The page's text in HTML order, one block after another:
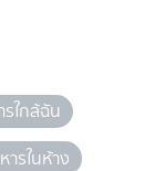
รใกล้ฉัน
ารในห้าง